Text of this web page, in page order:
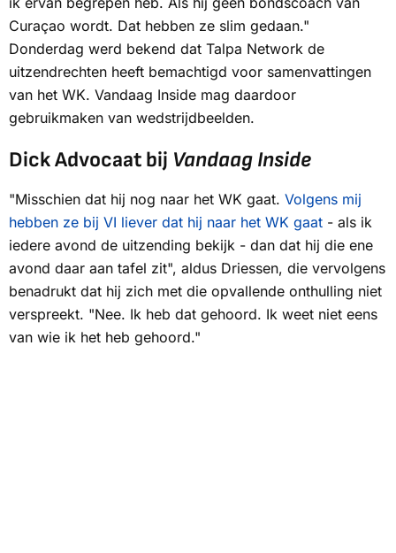
Curaçao wordt. Dat hebben ze slim gedaan."
Donderdag werd bekend dat Talpa Network de
uitzendrechten heeft bemachtigd voor samenvattingen
van het WK. Vandaag Inside mag daardoor
gebruikmaken van wedstrijdbeelden.
Dick Advocaat bij Vandaag Inside
"Misschien dat hij nog naar het WK gaat. Volgens mij
hebben ze bij VI liever dat hij naar het WK gaat - als ik
iedere avond de uitzending bekijk - dan dat hij die ene
avond daar aan tafel zit", aldus Driessen, die vervolgens
benadrukt dat hij zich met die opvallende onthulling niet
verspreekt. "Nee. Ik heb dat gehoord. Ik weet niet eens
van wie ik het heb gehoord."